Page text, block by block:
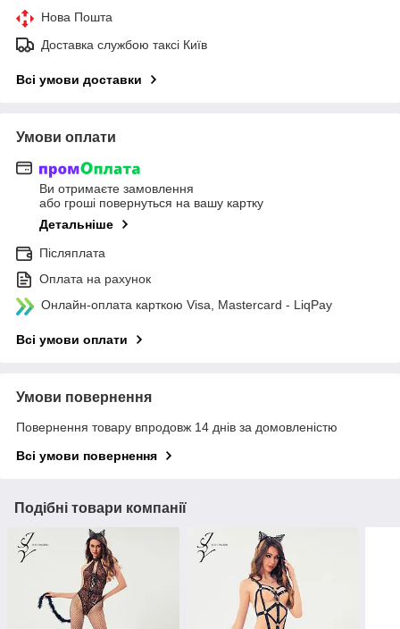
Нова Пошта
Доставка службою таксі Київ
Всі умови доставки
Умови оплати
Ви отримаєте замовлення
або гроші повернуться на вашу картку
Детальніше
Післяплата
Оплата на рахунок
Онлайн-оплата карткою Visa, Mastercard - LiqPay
Всі умови оплати
Умови повернення
Повернення товару впродовж 14 днів за домовленістю
Всі умови повернення
Подібні товари компанії